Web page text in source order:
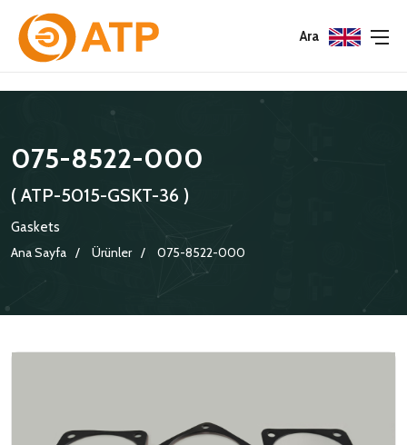
Ara
075-8522-000
( ATP-5015-GSKT-36 )
Gaskets
Ana Sayfa
Ürünler 075-8522-000
Menu
KATALOGLAR
SERTIFIKALAR
Menu
ÇEVRE YÖNETIM POLITIKASI
BILGI GÜVENLIĞI POLITIKASI
Menu
KONNEKTÖRLER
ADAPTÖRLER
KRIMP KONTAKLAR